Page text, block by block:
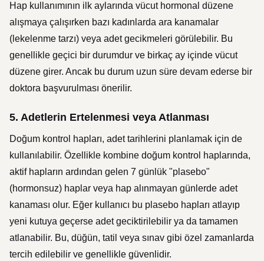
Hap kullanımının ilk aylarında vücut hormonal düzene
alışmaya çalışırken bazı kadınlarda ara kanamalar
(lekelenme tarzı) veya adet gecikmeleri görülebilir. Bu
genellikle geçici bir durumdur ve birkaç ay içinde vücut
düzene girer. Ancak bu durum uzun süre devam ederse bir
doktora başvurulması önerilir.
5. Adetlerin Ertelenmesi veya Atlanması
Doğum kontrol hapları, adet tarihlerini planlamak için de
kullanılabilir. Özellikle kombine doğum kontrol haplarında,
aktif hapların ardından gelen 7 günlük "plasebo"
(hormonsuz) haplar veya hap alınmayan günlerde adet
kanaması olur. Eğer kullanıcı bu plasebo hapları atlayıp
yeni kutuya geçerse adet geciktirilebilir ya da tamamen
atlanabilir. Bu, düğün, tatil veya sınav gibi özel zamanlarda
tercih edilebilir ve genellikle güvenlidir.